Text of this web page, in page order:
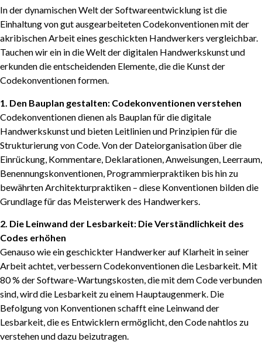
In der dynamischen Welt der Softwareentwicklung ist die
Einhaltung von gut ausgearbeiteten Codekonventionen mit der
akribischen Arbeit eines geschickten Handwerkers vergleichbar.
Tauchen wir ein in die Welt der digitalen Handwerkskunst und
erkunden die entscheidenden Elemente, die die Kunst der
Codekonventionen formen.
1. Den Bauplan gestalten: Codekonventionen verstehen
Codekonventionen dienen als Bauplan für die digitale
Handwerkskunst und bieten Leitlinien und Prinzipien für die
Strukturierung von Code. Von der Dateiorganisation über die
Einrückung, Kommentare, Deklarationen, Anweisungen, Leerraum,
Benennungskonventionen, Programmierpraktiken bis hin zu
bewährten Architekturpraktiken – diese Konventionen bilden die
Grundlage für das Meisterwerk des Handwerkers.
2. Die Leinwand der Lesbarkeit: Die Verständlichkeit des
Codes erhöhen
Genauso wie ein geschickter Handwerker auf Klarheit in seiner
Arbeit achtet, verbessern Codekonventionen die Lesbarkeit. Mit
80 % der Software-Wartungskosten, die mit dem Code verbunden
sind, wird die Lesbarkeit zu einem Hauptaugenmerk. Die
Befolgung von Konventionen schafft eine Leinwand der
Lesbarkeit, die es Entwicklern ermöglicht, den Code nahtlos zu
verstehen und dazu beizutragen.